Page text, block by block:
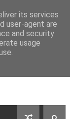
its services
user-agent are
and security
usage